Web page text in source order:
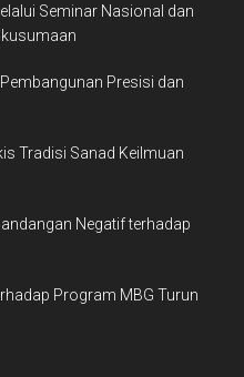
Seminar Nasional dan
Presisi dan
Tradisi Sanad Keilmuan
Negatif terhadap
Program MBG Turun